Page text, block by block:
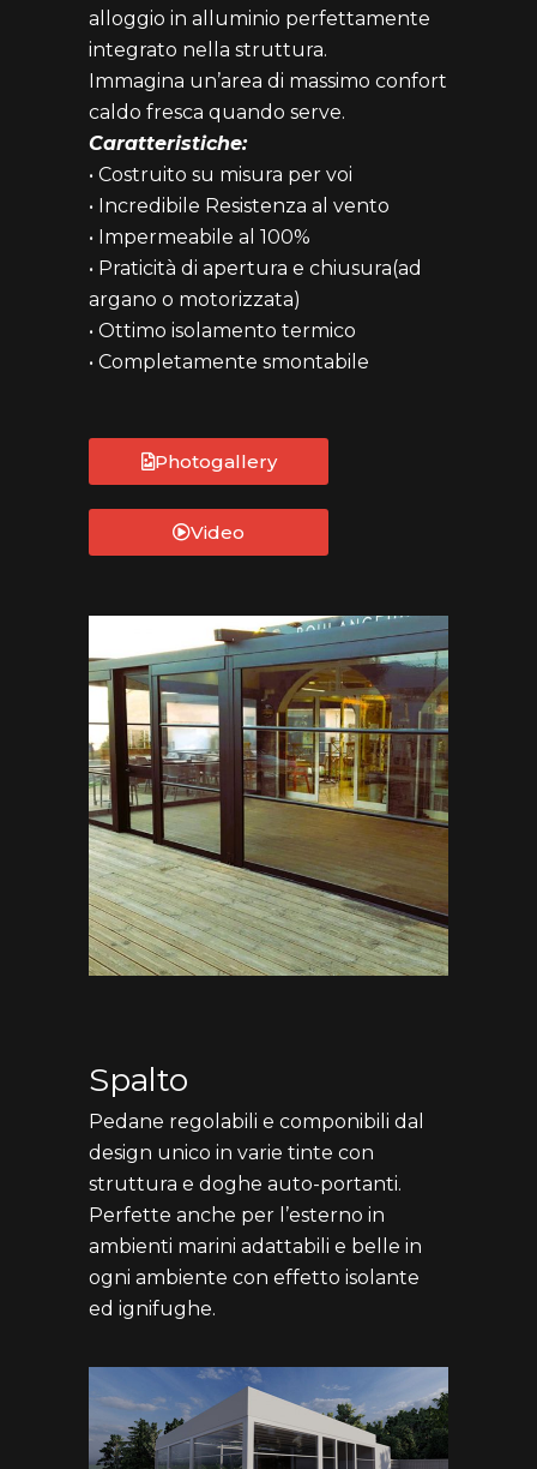
alloggio in alluminio perfettamente
integrato nella struttura.
Immagina un’area di massimo confort
caldo fresca quando serve.
Caratteristiche:
• Costruito su misura per voi
• Incredibile Resistenza al vento
• Impermeabile al 100%
• Praticità di apertura e chiusura(ad
argano o motorizzata)
• Ottimo isolamento termico
• Completamente smontabile
Photogallery
Video
Spalto
Pedane regolabili e componibili dal
design unico in varie tinte con
struttura e doghe auto-portanti.
Perfette anche per l’esterno in
ambienti marini adattabili e belle in
ogni ambiente con effetto isolante
ed ignifughe.